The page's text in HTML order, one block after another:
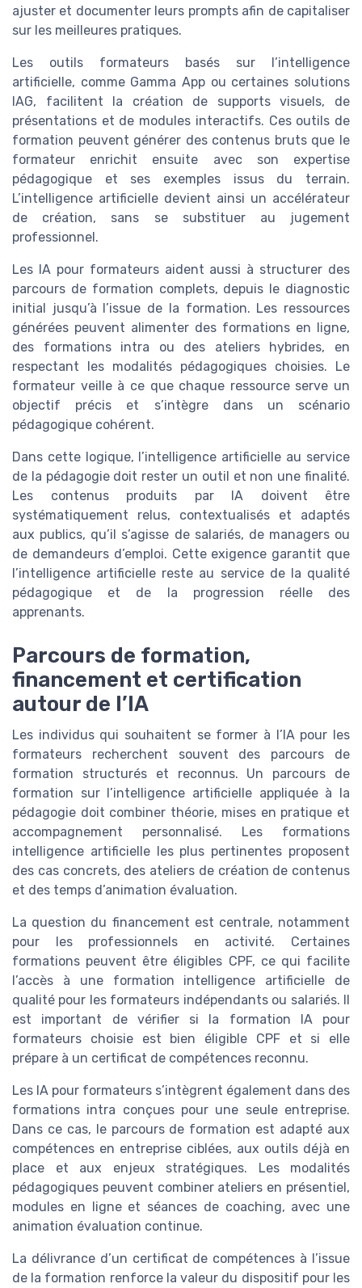
ajuster et documenter leurs prompts afin de capitaliser
sur les meilleures pratiques.
Les outils formateurs basés sur l’intelligence
artificielle, comme Gamma App ou certaines solutions
IAG, facilitent la création de supports visuels, de
présentations et de modules interactifs. Ces outils de
formation peuvent générer des contenus bruts que le
formateur enrichit ensuite avec son expertise
pédagogique et ses exemples issus du terrain.
L’intelligence artificielle devient ainsi un accélérateur
de création, sans se substituer au jugement
professionnel.
Les IA pour formateurs aident aussi à structurer des
parcours de formation complets, depuis le diagnostic
initial jusqu’à l’issue de la formation. Les ressources
générées peuvent alimenter des formations en ligne,
des formations intra ou des ateliers hybrides, en
respectant les modalités pédagogiques choisies. Le
formateur veille à ce que chaque ressource serve un
objectif précis et s’intègre dans un scénario
pédagogique cohérent.
Dans cette logique, l’intelligence artificielle au service
de la pédagogie doit rester un outil et non une finalité.
Les contenus produits par IA doivent être
systématiquement relus, contextualisés et adaptés
aux publics, qu’il s’agisse de salariés, de managers ou
de demandeurs d’emploi. Cette exigence garantit que
l’intelligence artificielle reste au service de la qualité
pédagogique et de la progression réelle des
apprenants.
Parcours de formation,
financement et certification
autour de l’IA
Les individus qui souhaitent se former à l’IA pour les
formateurs recherchent souvent des parcours de
formation structurés et reconnus. Un parcours de
formation sur l’intelligence artificielle appliquée à la
pédagogie doit combiner théorie, mises en pratique et
accompagnement personnalisé. Les formations
intelligence artificielle les plus pertinentes proposent
des cas concrets, des ateliers de création de contenus
et des temps d’animation évaluation.
La question du financement est centrale, notamment
pour les professionnels en activité. Certaines
formations peuvent être éligibles CPF, ce qui facilite
l’accès à une formation intelligence artificielle de
qualité pour les formateurs indépendants ou salariés. Il
est important de vérifier si la formation IA pour
formateurs choisie est bien éligible CPF et si elle
prépare à un certificat de compétences reconnu.
Les IA pour formateurs s’intègrent également dans des
formations intra conçues pour une seule entreprise.
Dans ce cas, le parcours de formation est adapté aux
compétences en entreprise ciblées, aux outils déjà en
place et aux enjeux stratégiques. Les modalités
pédagogiques peuvent combiner ateliers en présentiel,
modules en ligne et séances de coaching, avec une
animation évaluation continue.
La délivrance d’un certificat de compétences à l’issue
de la formation renforce la valeur du dispositif pour les